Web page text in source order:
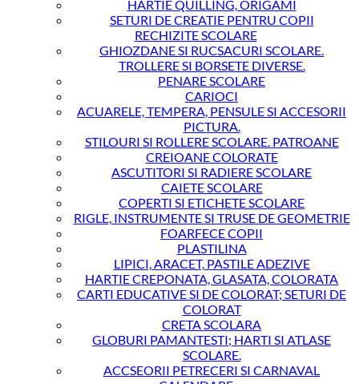
HARTIE QUILLING, ORIGAMI
SETURI DE CREATIE PENTRU COPII
RECHIZITE SCOLARE
GHIOZDANE SI RUCSACURI SCOLARE.
TROLLERE SI BORSETE DIVERSE.
PENARE SCOLARE
CARIOCI
ACUARELE, TEMPERA, PENSULE SI ACCESORII
PICTURA.
STILOURI SI ROLLERE SCOLARE. PATROANE
CREIOANE COLORATE
ASCUTITORI SI RADIERE SCOLARE
CAIETE SCOLARE
COPERTI SI ETICHETE SCOLARE
RIGLE, INSTRUMENTE SI TRUSE DE GEOMETRIE
FOARFECE COPII
PLASTILINA
LIPICI, ARACET, PASTILE ADEZIVE
HARTIE CREPONATA, GLASATA, COLORATA
CARTI EDUCATIVE SI DE COLORAT; SETURI DE
COLORAT
CRETA SCOLARA
GLOBURI PAMANTESTI; HARTI SI ATLASE
SCOLARE.
ACCSEORII PETRECERI SI CARNAVAL